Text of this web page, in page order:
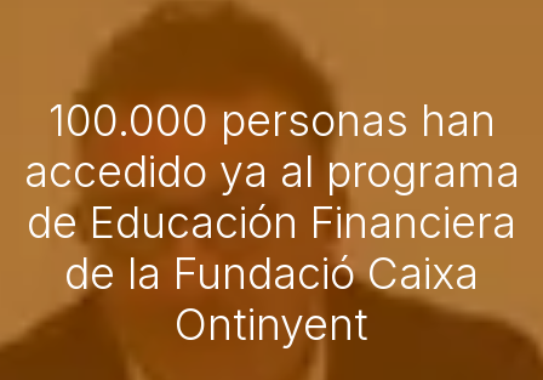
100.000 personas han
accedido ya al programa
de Educación Financiera
de la Fundació Caixa
Ontinyent